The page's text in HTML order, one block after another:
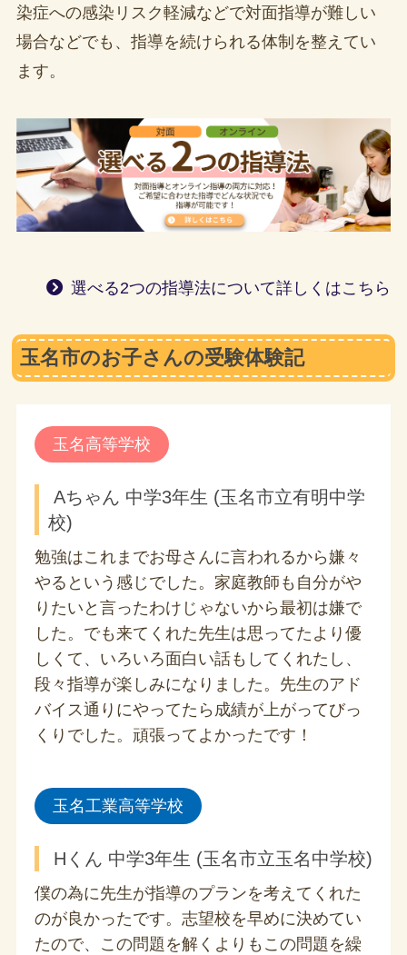
染症への感染リスク軽減などで対面指導が難しい
場合などでも、指導を続けられる体制を整えてい
ます。
選べる2つの指導法について詳しくはこちら
玉名市のお子さんの受験体験記
玉名高等学校
Aちゃん 中学3年生 (玉名市立有明中学
校)
勉強はこれまでお母さんに言われるから嫌々
やるという感じでした。家庭教師も自分がや
りたいと言ったわけじゃないから最初は嫌で
した。でも来てくれた先生は思ってたより優
しくて、いろいろ面白い話もしてくれたし、
段々指導が楽しみになりました。先生のアド
バイス通りにやってたら成績が上がってびっ
くりでした。頑張ってよかったです！
玉名工業高等学校
Hくん 中学3年生 (玉名市立玉名中学校)
僕の為に先生が指導のプランを考えてくれた
のが良かったです。志望校を早めに決めてい
たので、この問題を解くよりもこの問題を繰